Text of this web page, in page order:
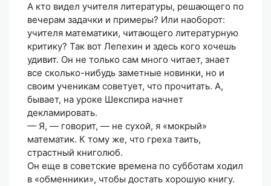
А кто видел учителя литературы, решающего по
вечерам задачки и примеры? Или наоборот:
учителя математики, читающего литературную
критику? Так вот Лепехин и здесь кого хочешь
удивит. Он не только сам много читает, знает
все сколько-нибудь заметные новинки, но и
своим ученикам советует, что прочитать. А,
бывает, на уроке Шекспира начнет
декламировать.
— Я, — говорит, — не сухой, я «мокрый»
математик. К тому же, что греха таить,
страстный книголюб.
Он еще в советские времена по субботам ходил
в «обменники», чтобы достать хорошую книгу.